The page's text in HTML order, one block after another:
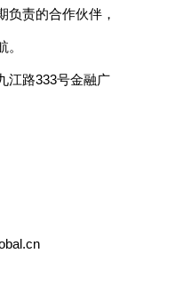
负责的合作伙伴，
江路333号金融广